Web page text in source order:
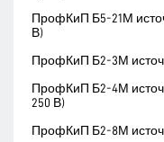
ПрофКиП Б5-21М
В)
ПрофКиП Б2-3М
ПрофКиП Б2-4М
250 В)
ПрофКиП Б2-8М